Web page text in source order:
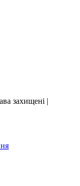
захищені